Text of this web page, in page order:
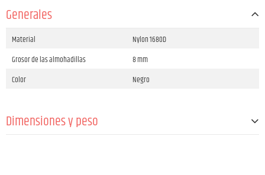
Generales
Material
Nylon 1680D
Grosor de las almohadillas
8 mm
Color
Negro
Dimensiones y peso